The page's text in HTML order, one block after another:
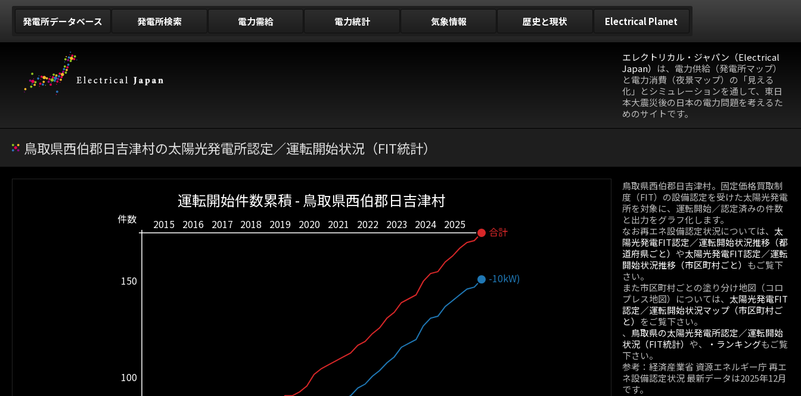
発電所データベース 発電所検索 電力需給 電力統計 気象情報 歴史と現状 Electrical Planet
エレクトリカル・ジャパン（Electrical
Japan） は、電力供給（発電所マップ）
と電力消費（夜景マップ）の「見える
化」とシミュレーションを通して、東日
本大震災後の日本の電力問題を考えるた
めのサイトです。
鳥取県西伯郡日吉津村の太陽光発電所認定／運転開始状況（FIT統計）
2015 2016 2017 2018 2019 2020 2021 2022 2023 2024 2025
100
150
件数
運転開始件数累積 - 鳥取県西伯郡日吉津村
-10kW)
合計
鳥取県西伯郡日吉津村。固定価格買取制
度（FIT）の設備認定を受けた太陽光発電
所を対象に、運転開始／認定済みの件数
と出力をグラフ化します。
なお再エネ設備認定状況については、 太
陽光発電FIT認定／運転開始状況推移（都
道府県ごと） や太陽光発電FIT認定／運転
開始状況推移（市区町村ごと） もご覧下
さい。
また市区町村ごとの塗り分け地図（コロ
プレス地図）については、 太陽光発電FIT
認定／運転開始状況マップ（市区町村ご
と） をご覧下さい。
、 鳥取県の太陽光発電所認定／運転開始
状況（FIT統計） や、 ・ランキングもご覧
下さい。
参考：経済産業省 資源エネルギー庁 再エ
ネ設備認定状況 最新データは2025年12月
です。